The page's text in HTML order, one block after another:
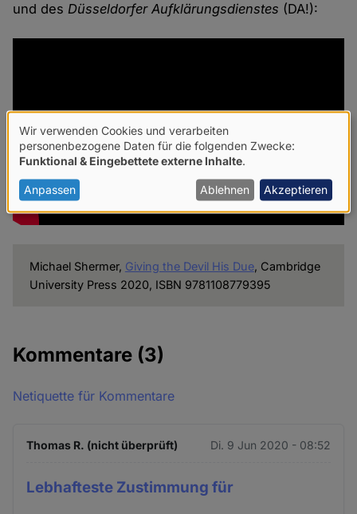
und desDüsseldorfer Aufklärungsdienstes (DA!):
Michael Shermer, Giving the Devil His Due, Cambridge
University Press 2020, ISBN 9781108779395
Kommentare (3)
Netiquette für Kommentare
Thomas R. (nicht überprüft) Di. 9 Jun 2020 - 08:52
Lebhafteste Zustimmung für
Verwendung
von
personenbezogenen
Daten
Cookies
Wir verwenden Cookies und verarbeiten
personenbezogene Daten für die folgenden Zwecke:
Funktional & Eingebettete externe Inhalte
Anpassen Ablehnen Akzeptieren